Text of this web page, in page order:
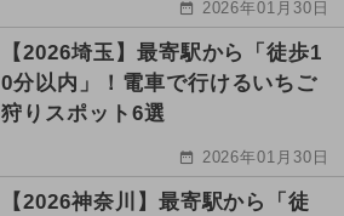
2026年01月30日
【2026埼玉】最寄駅から「徒歩1
0分以内」！電車で行けるいちご
狩りスポット6選
2026年01月30日
【2026神奈川】最寄駅から「徒